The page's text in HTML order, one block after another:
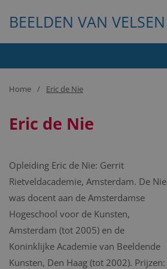
BEELDEN VAN VELSEN
Home Eric de Nie
Eric de Nie
Opleiding Eric de Nie: Gerrit
Rietveldacademie, Amsterdam. De Nie
was docent aan de Amsterdamse
Hogeschool voor de Kunsten,
Amsterdam (tot 2005) en de
Koninklijke Academie van Beeldende
Kunsten, Den Haag (tot 2002). Prijzen: